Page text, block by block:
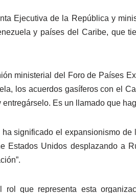
Ejecutiva de la República y
y países del Caribe, que
ministerial del Foro de Países
los acuerdos gasíferos con el
Es un llamado que
significado el expansionismo
Estados Unidos desplazando a
rol que representa esta